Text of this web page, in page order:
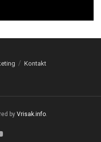
Kontakt
by Vrisak.info